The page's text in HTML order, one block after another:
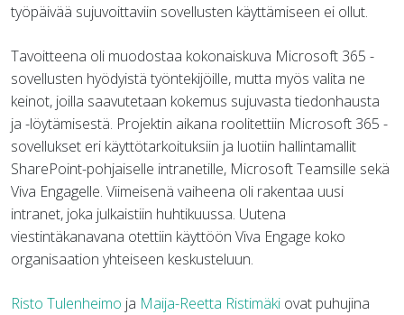
työpäivää sujuvoittaviin sovellusten käyttämiseen ei ollut.
Tavoitteena oli muodostaa kokonaiskuva Microsoft 365 -
sovellusten hyödyistä työntekijöille, mutta myös valita ne
keinot, joilla saavutetaan kokemus sujuvasta tiedonhausta
ja -löytämisestä. Projektin aikana roolitettiin Microsoft 365 -
sovellukset eri käyttötarkoituksiin ja luotiin hallintamallit
SharePoint-pohjaiselle intranetille, Microsoft Teamsille sekä
Viva Engagelle. Viimeisenä vaiheena oli rakentaa uusi
intranet, joka julkaistiin huhtikuussa. Uutena
viestintäkanavana otettiin käyttöön Viva Engage koko
organisaation yhteiseen keskusteluun.
Risto Tulenheimo ja Maija-Reetta Ristimäki ovat puhujina